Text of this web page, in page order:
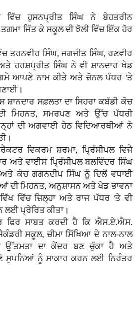
ਹੁਸਨਪ੍ਰੀਤ ਸਿੰਘ ਨੇ ਬੇਹਤਰੀਨ
ਜਿੱਤ ਕੇ ਸਕੂਲ ਦੀ ਝੋਲੀ ਵਿੱਚ ਇੱਕ ਹੋਰ
ਤਰਨਵੀਰ ਸਿੰਘ, ਜਗਜੀਤ ਸਿੰਘ, ਰਣਵੀਰ
ਹਰਸ਼ਪ੍ਰੀਤ ਸਿੰਘ ਨੇ ਵੀ ਸ਼ਾਨਦਾਰ ਖੇਡ
ਆਪਣੇ ਨਾਮ ਕੀਤੇ ਅਤੇ ਜ਼ੋਨਲ ਪੱਧਰ 'ਤੇ
ਸ਼ਾਨਦਾਰ ਸਫ਼ਲਤਾ ਦਾ ਸਿਹਰਾ ਕਬੱਡੀ ਕੋਚ
ਮਿਹਨਤ, ਸਮਰਪਣ ਅਤੇ ਉੱਚ ਪੱਧਰੀ
ਦੀ ਅਗਵਾਈ ਹੇਠ ਵਿਦਿਆਰਥੀਆਂ ਨੇ
ਵਿਕਰਮ ਸ਼ਰਮਾ, ਪ੍ਰਿੰਸੀਪਲ ਵਿਜੈ
ਅਤੇ ਵਾਈਸ ਪ੍ਰਿੰਸੀਪਲ ਬਲਵਿੰਦਰ ਸਿੰਘ
ਕੋਚ ਗਗਨਦੀਪ ਸਿੰਘ ਨੂੰ ਦਿਲੋਂ ਵਧਾਈ
ਦੀ ਮਿਹਨਤ, ਅਨੁਸ਼ਾਸਨ ਅਤੇ ਖੇਡ ਭਾਵਨਾ
ਵਿੱਚ ਜ਼ਿਲ੍ਹਾ ਅਤੇ ਰਾਜ ਪੱਧਰ 'ਤੇ ਵੀ
ਲਈ ਪ੍ਰੇਰਿਤ ਕੀਤਾ।
ਫਿਰ ਸਾਬਤ ਕਰਦੀ ਹੈ ਕਿ ਐਸ.ਏ.ਐਸ.
ਸਕੂਲ, ਚੀਮਾ ਸਿੱਖਿਆ ਦੇ ਨਾਲ-ਨਾਲ
ਉੱਤਮਤਾ ਦਾ ਕੇਂਦਰ ਬਣ ਚੁੱਕਾ ਹੈ ਅਤੇ
ਨੂੰ ਸਾਕਾਰ ਕਰਨ ਲਈ ਨਿਰੰਤਰ